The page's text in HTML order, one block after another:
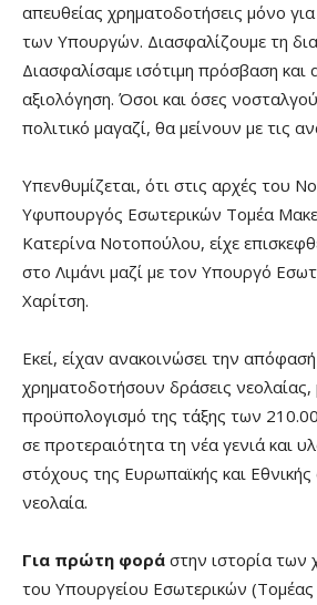
απευθείας χρηματοδοτήσεις μόνο
των Υπουργών. Διασφαλίζουμε τη
Διασφαλίσαμε ισότιμη πρόσβαση και
αξιολόγηση. Όσοι και όσες
πολιτικό μαγαζί, θα μείνουν με τις
Υπενθυμίζεται, ότι στις αρχές του
Υφυπουργός Εσωτερικών Τομέα
Κατερίνα Νοτοπούλου, είχε
στο Λιμάνι μαζί με τον Υπουργό
Χαρίτση.
Εκεί, είχαν ανακοινώσει την
χρηματοδοτήσουν δράσεις νεολαίας,
προϋπολογισμό της τάξης των
σε προτεραιότητα τη νέα γενιά και
στόχους της Ευρωπαϊκής και Εθνικής
νεολαία.
Για πρώτη φορά στην ιστορία των
του Υπουργείου Εσωτερικών (Τομέας